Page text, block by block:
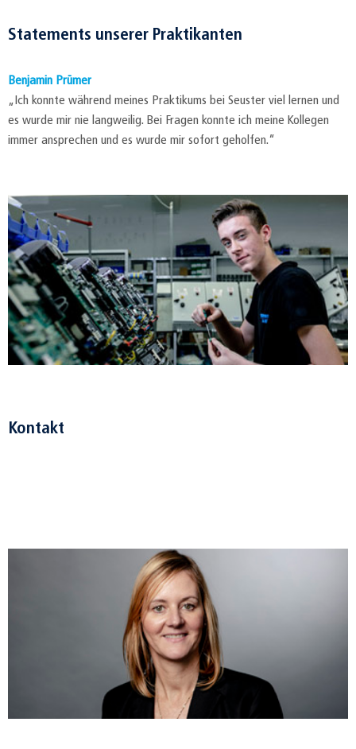
Statements unserer Praktikanten
Benjamin Prümer
„Ich konnte während meines Praktikums bei Seuster viel lernen und
es wurde mir nie langweilig. Bei Fragen konnte ich meine Kollegen
immer ansprechen und es wurde mir sofort geholfen.“
Kontakt